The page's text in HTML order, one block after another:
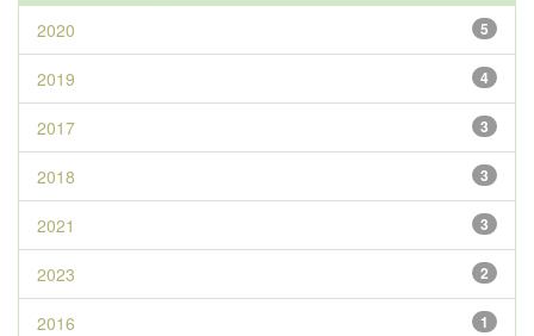
5
2020
4
2019
3
2017
3
2018
3
2021
2
2023
1
2016